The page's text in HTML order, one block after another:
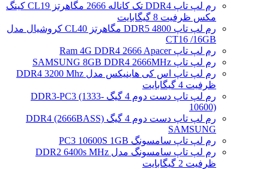
رم لپ تاپ DDR4 تک کاناله 2666 مگاهرتز CL19 کینگ
مکس ظرفیت 8 گیگابایت
رم لپ تاپ DDR5 4800 مگاهرتز CL40 کروشیال مدل
CT16 /16GB
رم لپ تاپ Ram 4G DDR4 2666 Apacer
رم لپ تاپ SAMSUNG 8GB DDR4 2666MHz
رم لپ تاپ اس کی هاینیکس مدل DDR4 3200 Mhz
ظرفیت 4 گیگابایت
رم لپ تاپ دست دوم 4 گیگ DDR3-PC3 (1333-
10600)
رم لپ تاپ دست دوم 4 گیگ DDR4 (2666BASS)
SAMSUNG
رم لپ تاپ سامسونگ PC3 10600S 1GB
رم لپ تاپ سامسونگ مدل DDR2 6400s MHz
ظرفیت 2 گیگابایت